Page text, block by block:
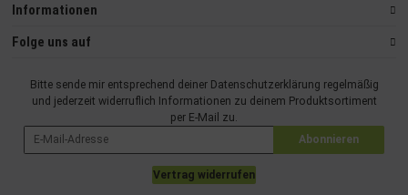
Informationen
Folge uns auf
Bitte sende mir entsprechend deiner Datenschutzerklärung regelmäßig
und jederzeit widerruflich Informationen zu deinem Produktsortiment
per E-Mail zu.
Abonnieren
Vertrag widerrufen